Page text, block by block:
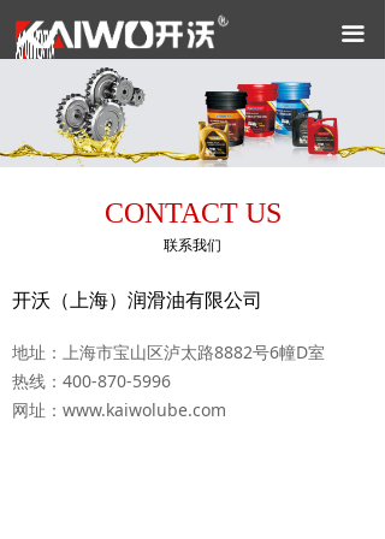
끀
CONTACT US
联系我们
开沃（上海）润滑油有限公司
地址：上海市宝山区泸太路8882号6幢D室
热线：400-870-5996
网址：www.kaiwolube.com